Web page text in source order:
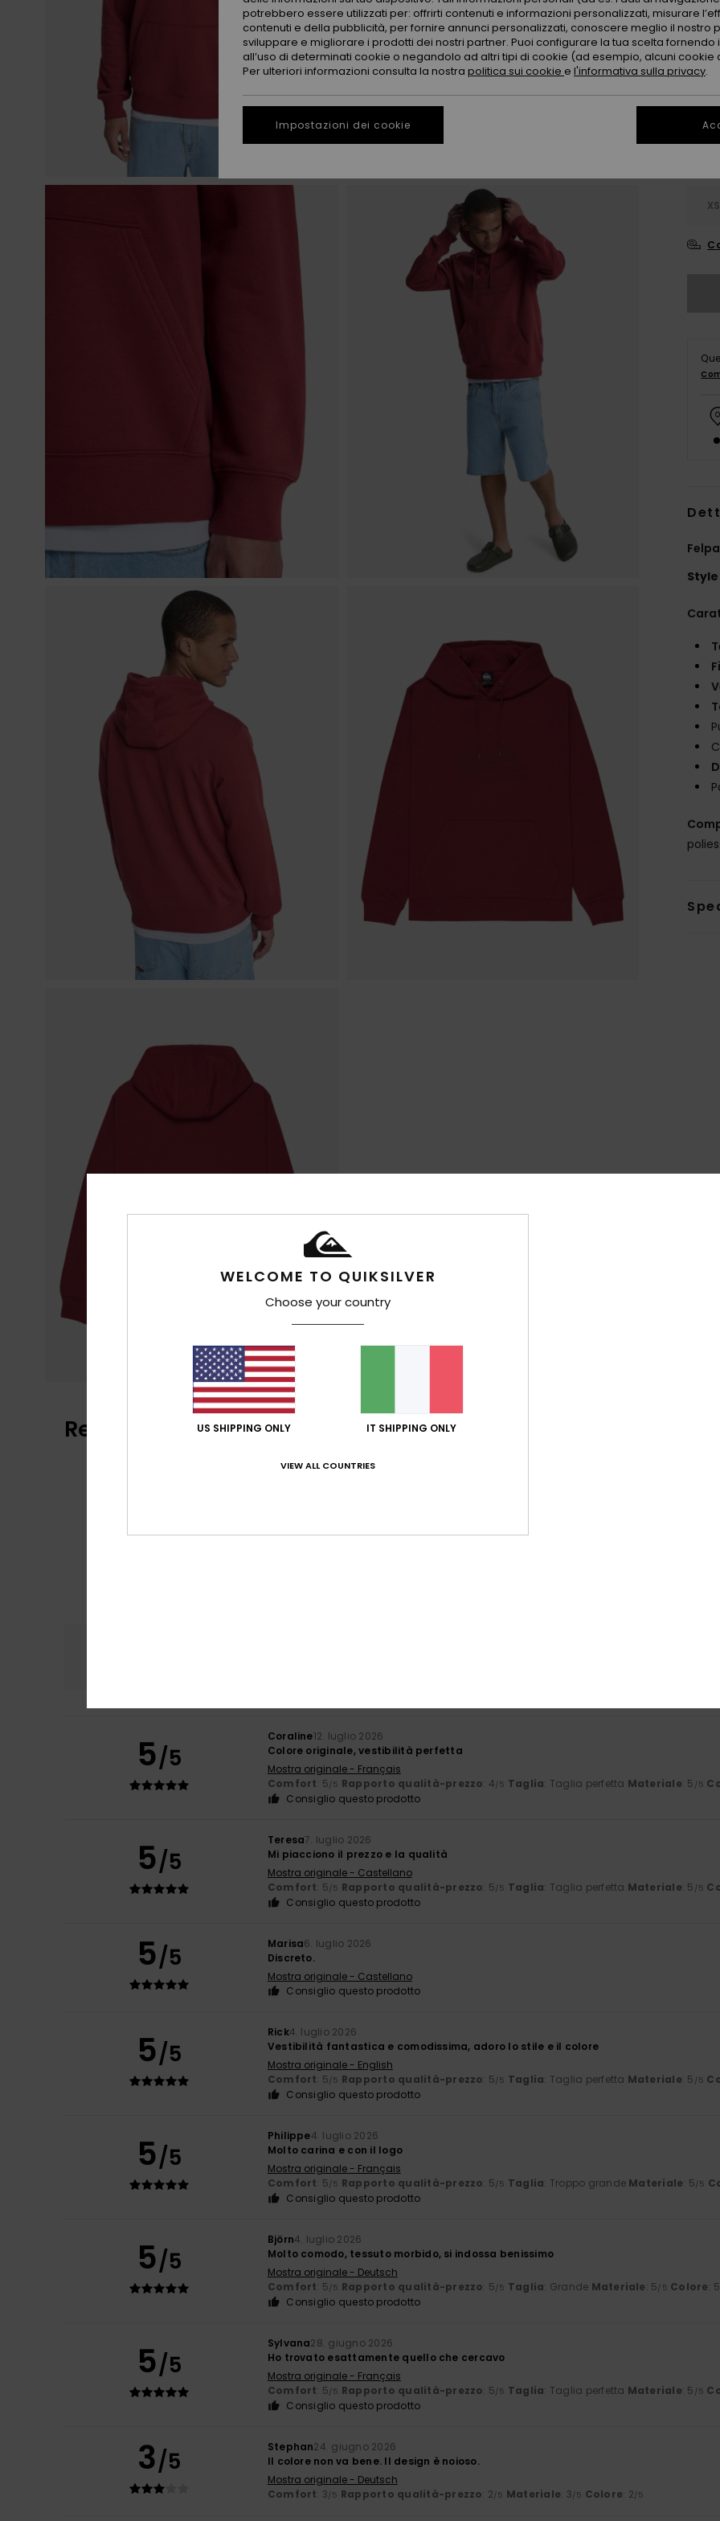
XS
Style
Recensioni dei clienti
4.6
5/5
Coraline12. luglio 2026
Colore originale, vestibilità perfetta
Mostra originale - Français
Comfort: 5/5 Rapporto qualità-prezzo: 4/5 Taglia: Taglia perfetta Materiale: 5 /5
Consiglio questo prodotto
5/5
Teresa7. luglio 2026
Mi piacciono il prezzo e la qualità
Mostra originale - Castellano
Comfort: 5/5 Rapporto qualità-prezzo: 5/5 Taglia: Taglia perfetta Materiale: 5 /5
Consiglio questo prodotto
5/5 Marisa6. luglio 2026
Discreto.
Mostra originale - Castellano
Consiglio questo prodotto
5/5
Rick4. luglio 2026
Vestibilità fantastica e comodissima, adoro lo stile e il colore
Mostra originale - English
Comfort: 5/5 Rapporto qualità-prezzo: 5/5 Taglia: Taglia perfetta Materiale: 5 /5
Consiglio questo prodotto
5/5
Philippe4. luglio 2026
Molto carina e con il logo
Mostra originale - Français
Comfort: 5/5 Rapporto qualità-prezzo: 5/5 Taglia: Troppo grande Materiale: 5/5
Consiglio questo prodotto
5/5
Björn4. luglio 2026
Molto comodo, tessuto morbido, si indossa benissimo
Mostra originale - Deutsch
Comfort: 5/5 Rapporto qualità-prezzo: 5/5 Taglia: Grande Materiale: 5/5 Colore: 5
Consiglio questo prodotto
5/5
Sylvana28. giugno 2026
Ho trovato esattamente quello che cercavo
Mostra originale - Français
Comfort: 5/5 Rapporto qualità-prezzo: 5/5 Taglia: Taglia perfetta Materiale: 5 /5
Consiglio questo prodotto
3/5 Stephan24. giugno 2026
Il colore non va bene. Il design è noioso.
Mostra originale - Deutsch
Comfort: 3/5 Rapporto qualità-prezzo: 2/5 Materiale: 3/5 Colore: 2/5
WELCOME TO QUIKSILVER
Choose your country
US SHIPPING ONLY IT SHIPPING ONLY
VIEW ALL COUNTRIES
potrebbero essere utilizzati per: offrirti contenuti e informazioni personalizzati, misurare
contenuti e della pubblicità, per fornire annunci personalizzati, conoscere meglio il nostro
sviluppare e migliorare i prodotti dei nostri partner. Puoi configurare la tua scelta fornendo
all’uso di determinati cookie o negandolo ad altri tipi di cookie (ad esempio, alcuni cookie
Per ulteriori informazioni consulta la nostra politica sui cookie e l'informativa sulla privacy.
Impostazioni dei cookie